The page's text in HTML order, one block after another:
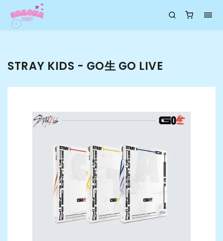
STRAY KIDS - GO生 GO LIVE